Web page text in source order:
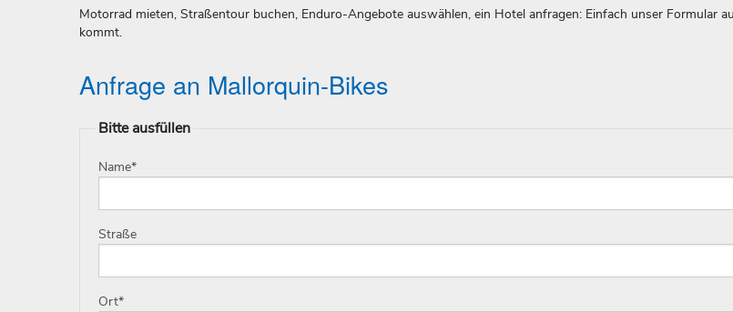
Motorrad mieten, Straßentour buchen, Enduro-Angebote auswählen, ein Hotel anfragen: Einfach unser Formular
kommt.
Anfrage an Mallorquin-Bikes
Bitte ausfüllen
Name*
Straße
Ort*